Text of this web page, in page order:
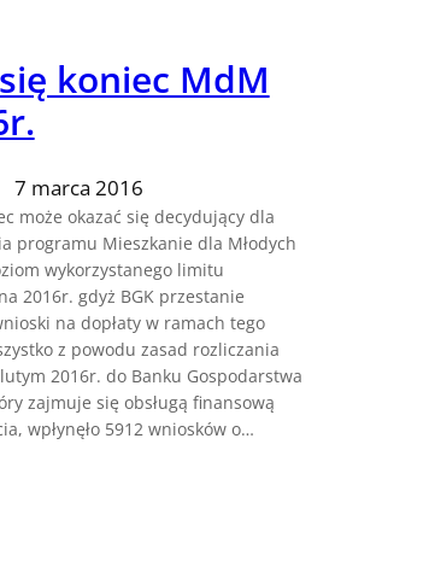
koniec MdM
7 marca 2016
może okazać się decydujący dla
programu Mieszkanie dla Młodych
wykorzystanego limitu
2016r. gdyż BGK przestanie
na dopłaty w ramach tego
z powodu zasad rozliczania
2016r. do Banku Gospodarstwa
zajmuje się obsługą finansową
wpłynęło 5912 wniosków o…